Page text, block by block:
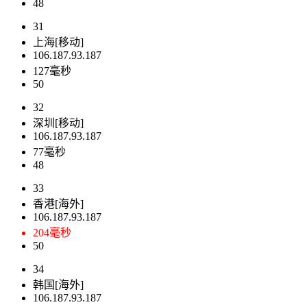
48
31
上海[移动]
106.187.93.187
127毫秒
50
32
深圳[移动]
106.187.93.187
77毫秒
48
33
香港[海外]
106.187.93.187
204毫秒
50
34
韩国[海外]
106.187.93.187